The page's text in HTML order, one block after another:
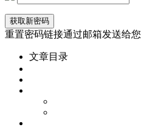
重置密码链接通过邮箱发送给您
文章目录